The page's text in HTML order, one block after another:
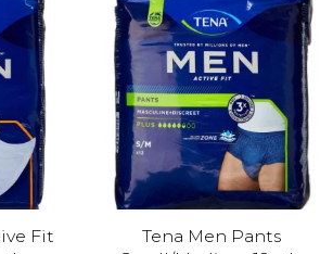
Fit
Tena Men Pants